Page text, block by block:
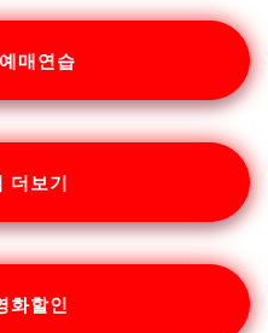
매연습
더보기
화할인